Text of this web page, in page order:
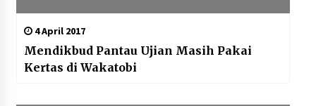
4 April 2017
Mendikbud Pantau Ujian Masih Pakai
Kertas di Wakatobi